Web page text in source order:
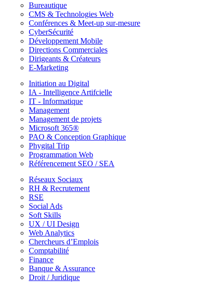
Bureautique
CMS & Technologies Web
Conférences & Meet-up sur-mesure
CyberSécurité
Développement Mobile
Directions Commerciales
Dirigeants & Créateurs
E-Marketing
Initiation au Digital
IA - Intelligence Artifcielle
IT - Informatique
Management
Management de projets
Microsoft 365®
PAO & Conception Graphique
Phygital Trip
Programmation Web
Référencement SEO / SEA
Réseaux Sociaux
RH & Recrutement
RSE
Social Ads
Soft Skills
UX / UI Design
Web Analytics
Chercheurs d’Emplois
Comptabilité
Finance
Banque & Assurance
Droit / Juridique